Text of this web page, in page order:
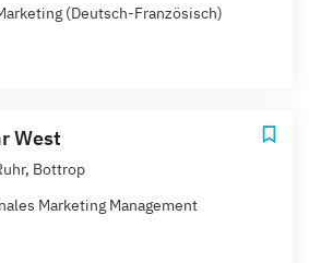
(Deutsch-Französisch)
West
Bottrop
Marketing Management